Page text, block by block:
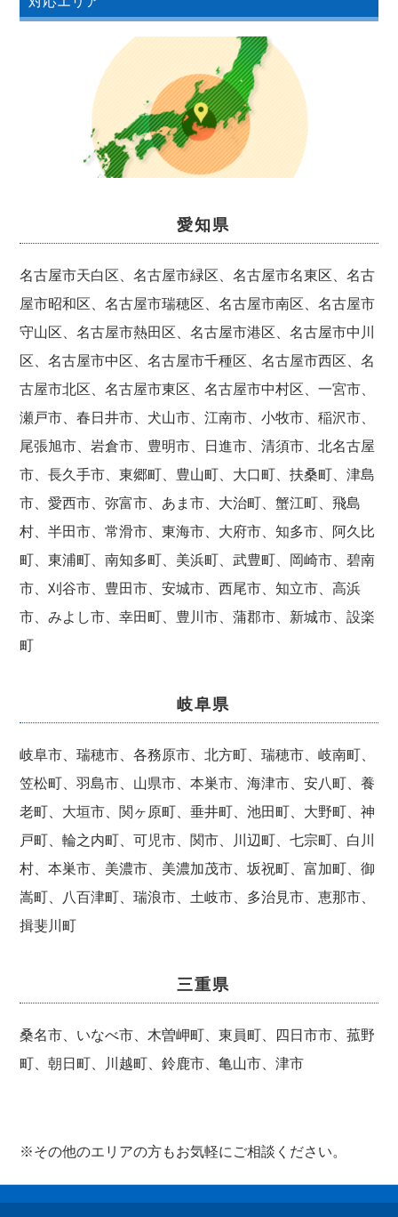
愛知県
名古屋市天白区、名古屋市緑区、名古屋市名東区、名古
屋市昭和区、名古屋市瑞穂区、名古屋市南区、名古屋市
守山区、名古屋市熱田区、名古屋市港区、名古屋市中川
区、名古屋市中区、名古屋市千種区、名古屋市西区、名
古屋市北区、名古屋市東区、名古屋市中村区、一宮市、
瀬戸市、春日井市、犬山市、江南市、小牧市、稲沢市、
尾張旭市、岩倉市、豊明市、日進市、清須市、北名古屋
市、長久手市、東郷町、豊山町、大口町、扶桑町、津島
市、愛西市、弥富市、あま市、大治町、蟹江町、飛島
村、半田市、常滑市、東海市、大府市、知多市、阿久比
町、東浦町、南知多町、美浜町、武豊町、岡崎市、碧南
市、刈谷市、豊田市、安城市、西尾市、知立市、高浜
市、みよし市、幸田町、豊川市、蒲郡市、新城市、設楽
町
岐阜県
岐阜市、瑞穂市、各務原市、北方町、瑞穂市、岐南町、
笠松町、羽島市、山県市、本巣市、海津市、安八町、養
老町、大垣市、関ヶ原町、垂井町、池田町、大野町、神
戸町、輪之内町、可児市、関市、川辺町、七宗町、白川
村、本巣市、美濃市、美濃加茂市、坂祝町、富加町、御
嵩町、八百津町、瑞浪市、土岐市、多治見市、恵那市、
揖斐川町
三重県
桑名市、いなべ市、木曽岬町、東員町、四日市市、菰野
町、朝日町、川越町、鈴鹿市、亀山市、津市
※その他のエリアの方もお気軽にご相談ください。